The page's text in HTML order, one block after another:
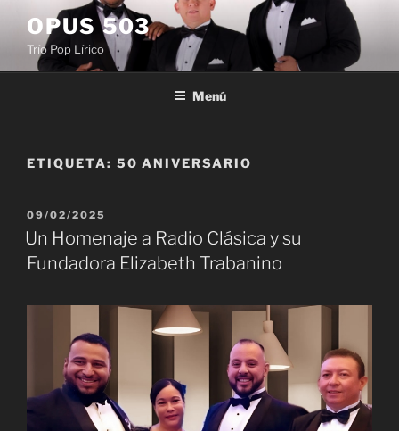
contenido
OPUS 503
Trío Pop Lírico
Menú
ETIQUETA: 50 ANIVERSARIO
PUBLICADO
EL
09/02/2025
Un Homenaje a Radio Clásica y su
Fundadora Elizabeth Trabanino